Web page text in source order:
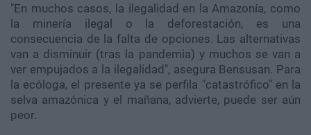
"En muchos casos, la ilegalidad en la Amazonía, como
la minería ilegal o la deforestación, es una
consecuencia de la falta de opciones. Las alternativas
van a disminuir (tras la pandemia) y muchos se van a
ver empujados a la ilegalidad", asegura Bensusan. Para
la ecóloga, el presente ya se perfila "catastrófico" en la
selva amazónica y el mañana, advierte, puede ser aún
peor.